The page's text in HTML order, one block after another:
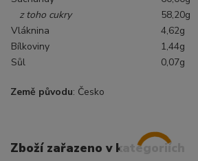
z toho cukry
58,20g
Vláknina
4,62g
Bílkoviny
1,44g
Sůl
0,07g
Země původu: Česko
Zboží zařazeno v kategoriích